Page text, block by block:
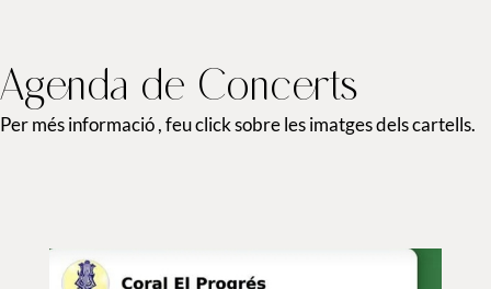
Agenda de Concerts
Per més informació , feu click sobre les imatges dels cartells.